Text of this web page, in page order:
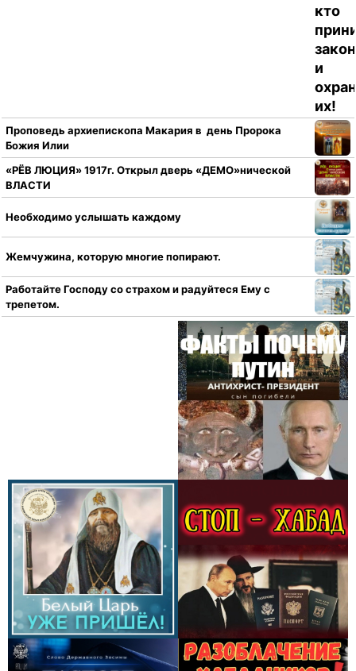
Проповедь архиепископа Макария в день Пророка
Божия Илии
«РЁВ ЛЮЦИЯ» 1917г. Открыл дверь «ДЕМО»нической
ВЛАСТИ
Необходимо услышать каждому
Жемчужина, которую многие попирают.
Работайте Господу со страхом и радуйтеся Ему с
трепетом.